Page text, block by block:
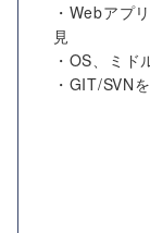
・Webアプ
見
・OS、ミ
・GIT/SVN